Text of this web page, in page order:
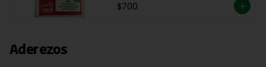
$700
Aderezos